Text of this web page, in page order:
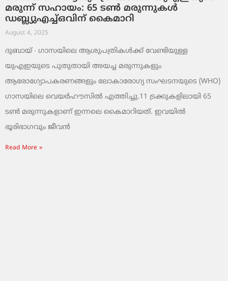
മരുന്ന് സഹായം: 65 ടൺ മരുന്നുകൾ
ഡബ്ല്യുഎച്ച്ഒവിന് കൈമാറി
August 4, 2025
ദുബായ് ∙ ഗാസയിലെ ആശുപത്രികൾക്ക് വേണ്ടിയുള്ള
യുഎഇയുടെ പുതുതായി അയച്ച മരുന്നുകളും
ആരോഗ്യോപകരണങ്ങളും ലോകാരോഗ്യ സംഘടനയുടെ (WHO)
ഗാസയിലെ വെയർഹൗസിൽ എത്തിച്ചു.11 ട്രക്കുകളിലായി 65
ടൺ മരുന്നുകളാണ് ഇന്നലെ കൈമാറിയത്. ഇവയിൽ
ഭൂരിഭാഗവും ജീവൻ
Read More »